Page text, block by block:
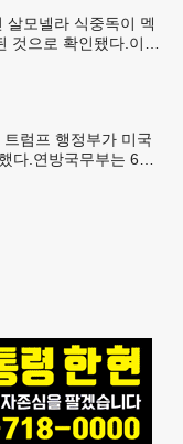
살모넬라 식중독이 멕
것으로 확인됐다.이에
럼프 행정부가 미국
다.연방국무부는 6일